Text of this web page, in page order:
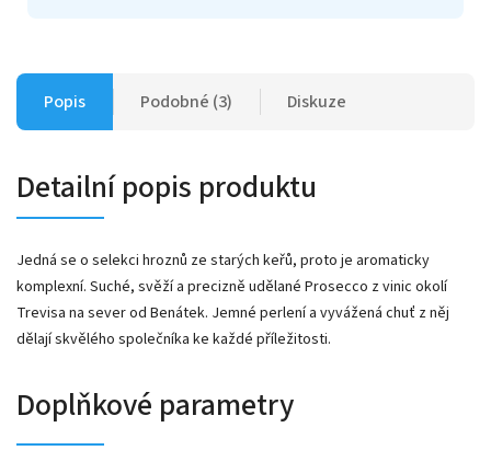
Popis Podobné (3) Diskuze
Detailní popis produktu
Jedná se o selekci hroznů ze starých keřů, proto je aromaticky
komplexní. Suché, svěží a precizně udělané Prosecco z vinic okolí
Trevisa na sever od Benátek. Jemné perlení a vyvážená chuť z něj
dělají skvělého společníka ke každé příležitosti.
Doplňkové parametry